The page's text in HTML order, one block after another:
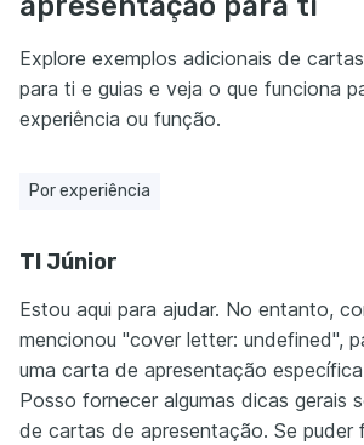
Explore exemplos adicionais de
para ti e guias e veja o que funciona
experiência ou função.
Por experiência
TI Júnior
Estou aqui para ajudar. No entanto,
mencionou "cover letter: undefined",
uma carta de apresentação específica
Posso fornecer algumas dicas gerais
de cartas de apresentação. Se puder